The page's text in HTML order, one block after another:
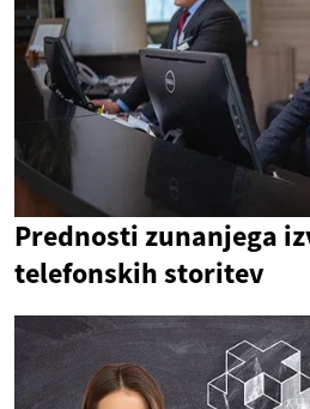
Prednosti zunanjega
telefonskih storitev